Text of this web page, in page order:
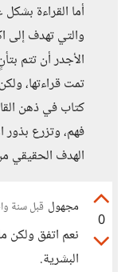
​أما القراءة
والتي تهدف إلى
الأجدر أن تتم
تمت قراءتها،
كتاب في ذهن
فهم، وتزرع بذور
الهدف الحقيقي
0
مجهول قبل سنة
نعم اتفق ولكن
البشرية.